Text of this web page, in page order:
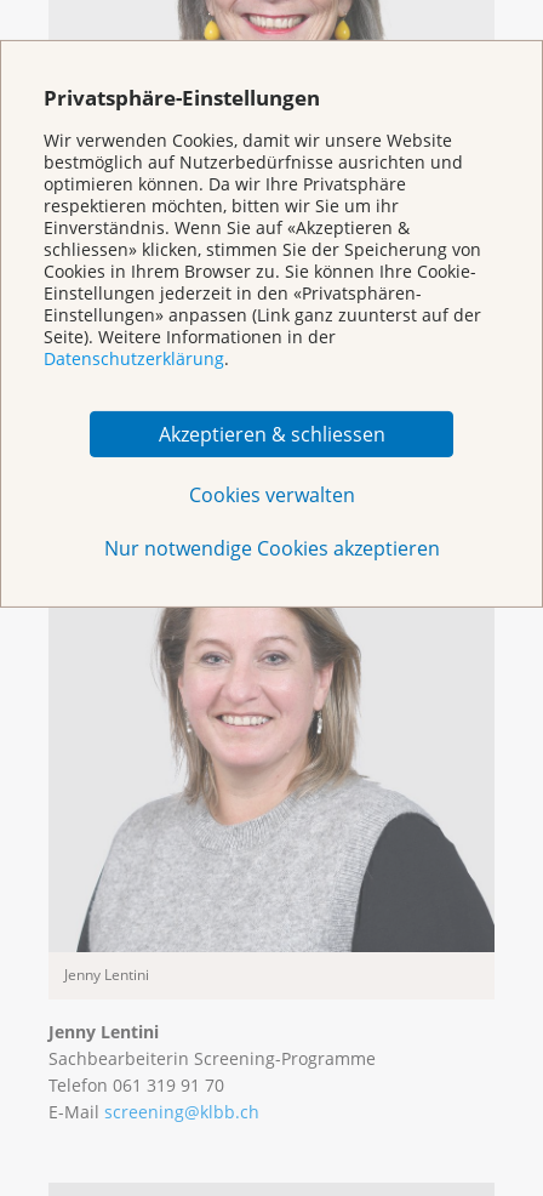
Privatsphäre-Einstellungen
Wir verwenden Cookies, damit wir unsere Website
bestmöglich auf Nutzerbedürfnisse ausrichten und
optimieren können. Da wir Ihre Privatsphäre
respektieren möchten, bitten wir Sie um ihr
Einverständnis. Wenn Sie auf «Akzeptieren &
schliessen» klicken, stimmen Sie der Speicherung von
Cookies in Ihrem Browser zu. Sie können Ihre Cookie-
Einstellungen jederzeit in den «Privatsphären-
Einstellungen» anpassen (Link ganz zuunterst auf der
Seite). Weitere Informationen in der
Datenschutzerklärung.
Akzeptieren & schliessen
Cookies verwalten
Nur notwendige Cookies akzeptieren
Barbara Kundert
Barbara Kundert
Telefon 061 319 91 70
screening@klbb.ch
Jenny Lentini
Jenny Lentini
Sachbearbeiterin Screening-Programme
Telefon 061 319 91 70
E-Mail screening@klbb.ch